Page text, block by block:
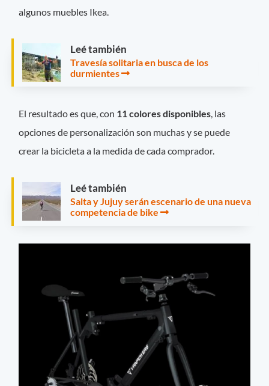
algunos muebles Ikea.
Leé también
Travesía solitaria en busca de los
durmientes
El resultado es que, con 11 colores disponibles, las
opciones de personalización son muchas y se puede
crear la bicicleta a la medida de cada comprador.
Leé también
Salta y Jujuy serán escenario de una nueva
competencia de bike